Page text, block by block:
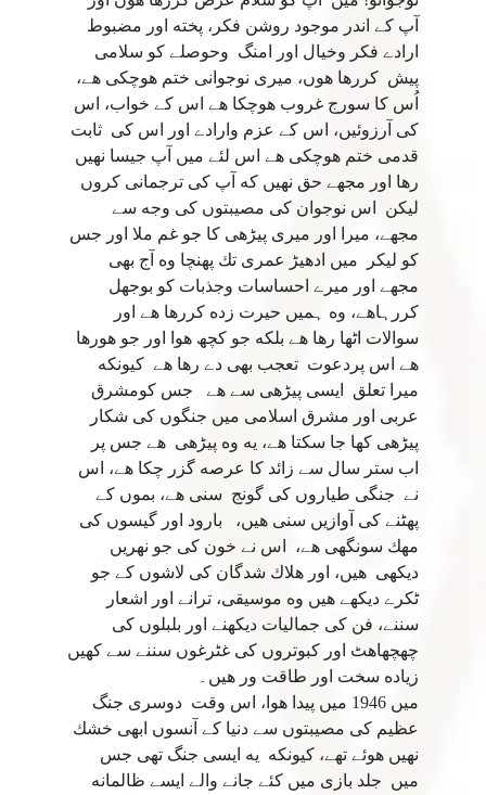
آپ كے اندر موجود روشن فكر، پخته اور مضبوط
ارادے فكر وخيال اور امنگ وحوصلے كو سلامى
پيش كررها هوں، ميرى نوجوانى ختم هوچكى هے،
اُس كا سورج غروب هوچكا هے اس كے خواب، اس
كى آرزوئيں، اس کے عزم وارادے اور اس كى ثابت
قدمى ختم هوچكى هے اس لئے ميں آپ جيسا نهيں
رها اور مجھے حق نهيں كه آپ كى ترجمانى كروں
ليكن اس نوجوان كى مصيبتوں كى وجه سے
مجھے، ميرا اور ميرى پيڑھى كا جو غم ملا اور جس
كو ليكر ميں ادھيڑ عمرى تك پهنچا وه آج بھى
مجھے اور ميرے احساسات وجذبات كو بوجھل
كررہاهے، وه ہمیں حيرت زده كررها هے اور
سوالات اٹھا رها هے بلكه جو كچھ هوا اور جو هورها
هے اس پردعوت تعجب بھى دے رها هے كيونكه
ميرا تعلق ايسى پيڑھى سے هے جس كومشرق
عربى اور مشرق اسلامى ميں جنگوں كى شكار
پيڑھى كها جا سكتا هے، يه وه پيڑھى هے جس پر
اب ستر سال سے زائد كا عرصه گزر چكا هے، اس
نے جنگى طياروں كى گونج سنى هے، بموں كے
پھٹنے كى آوازيں سنى هيں، بارود اور گيسوں كى
مهك سونگھى هے، اس نے خون كى جو نهريں
ديكھى هيں، اور هلاك شدگان كى لاشوں كے جو
ٹكرے ديكھے هيں وه موسيقى، ترانے اور اشعار
سننے، فن كى جماليات ديكھنے اور بلبلوں كى
چهچهاهٹ اور كبوتروں كى غٹرغوں سننے سے كهيں
زياده سخت اور طاقت ور هيں۔
ميں 1946 ميں پيدا هوا، اس وقت دوسرى جنگ
عظيم كى مصيبتوں سے دنيا كے آنسوں ابھى خشك
نهيں هوئے تھے، كيونكه يه ايسى جنگ تھى جس
ميں جلد بازى ميں كئے جانے والے ايسے ظالمانه